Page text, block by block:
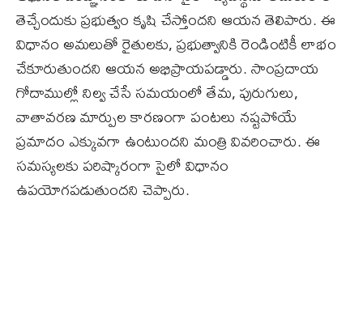
తెచ్చేందుకు ప్రభుత్వం కృషి చేస్తోందని ఆయన తెలిపారు. ఈ
విధానం అమలుతో రైతులకు, ప్రభుత్వానికి రెండింటికీ లాభం
చేకూరుతుందని ఆయన అభిప్రాయపడ్డారు. సాంప్రదాయ
గోదాముల్లో నిల్వ చేసే సమయంలో తేమ, పురుగులు,
వాతావరణ మార్పుల కారణంగా పంటలు నష్టపోయే
ప్రమాదం ఎక్కువగా ఉంటుందని మంత్రి వివరించారు. ఈ
సమస్యలకు పరిష్కారంగా సైలో విధానం
ఉపయోగపడుతుందని చెప్పారు.